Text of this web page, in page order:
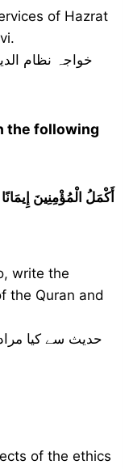
of Hazrat
خواجہ نظام
the following
أَكْمَلُ الْمُؤْمِنِينَ
write the
the Quran and
حدیث سے کیا
of the ethics